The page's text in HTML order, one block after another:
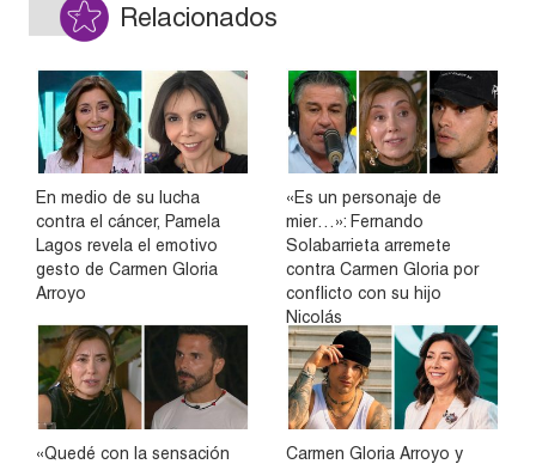
Relacionados
En medio de su lucha
contra el cáncer, Pamela
Lagos revela el emotivo
gesto de Carmen Gloria
Arroyo
«Es un personaje de
mier…»: Fernando
Solabarrieta arremete
contra Carmen Gloria por
conflicto con su hijo
Nicolás
«Quedé con la sensación
Carmen Gloria Arroyo y